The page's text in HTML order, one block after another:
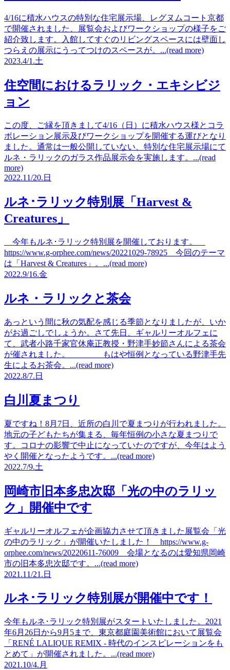
4/16に積水ハウスの特別な住宅展示場、レグヌムコート京都
で開催されました、展覧会およびワークショップの様子をご
紹介致します。入館してすぐのリビングスペースには壁面し
つらえの展示にうってつけのスペースが。...(read more)
2023.4/1.土
住空間におけるラリック・エキシビジ
ョン
この度、ご縁を頂きまして4/16（日）に積水ハウス様とコラ
ボレーション展示及びワークショップを開催する運びとなり
ました。通常は一般公開していない、特別な住宅展示場にて
ルネ・ラリックのガラス作品展示会を実施します。...(read
more)
2022.11/20. 日
ルネ･ラリック特別展「Harvest &
Creatures」
今年もルネ･ラリック特別展を開催しております。
https://www.g-orphee.com/news/20221029-78925 今回のテーマ
は「Harvest & Creatures」。...(read more)
2022.9/16.金
ルネ・ラリックと茶会
あっという間に秋の気配を感じる季節となりましたが、いか
がお過ごしでしょうか。さて先日、ギャルリーオルフェに
て、武者小路千家官休庵正教授・野津手妙節さんによる茶会
が催されました。 もはや恒例となっている野津手先
生によるお茶会。...(read more)
2022.8/7. 日
白川夏まつり
夏ですね！8月7日、近所の白川で夏まつりが行われました。
地元の子どもたちが集まる、毎年恒例の小さな夏まつりで
す。コロナの影響で中止になっていたのですが、今年はよう
やく開催となったようです。...(read more)
2022.7/9.土
岡崎市旧本多忠次邸「光の中のラリッ
ク」開催中です
ギャルリーオルフェが企画協力させて頂きました展覧会「光
の中のラリック」が開催いたしました！ https://www.g-
orphee.com/news/20220611-76009 会場となるのは愛知県岡崎
市の旧本多忠次邸です。...(read more)
2021.11/21. 日
ルネ･ラリック特別展が開催中です！
今年もルネ･ラリック特別展がスタートいたしました。2021
年6月26日から9月5まで、東京都庭園美術館において展覧会
「RENÉ LALIQUE REMIX - 時代のインスピレーションをも
とめて」が開催されました。...(read more)
2021.10/4. 月